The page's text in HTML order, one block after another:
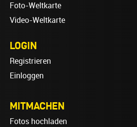
Foto-Weltkarte
Video-Weltkarte
LOGIN
Registrieren
Einloggen
MITMACHEN
Fotos hochladen